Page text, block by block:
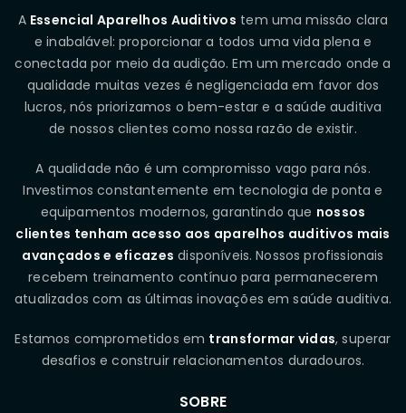
A Essencial Aparelhos Auditivos tem uma missão clara
e inabalável: proporcionar a todos uma vida plena e
conectada por meio da audição. Em um mercado onde a
qualidade muitas vezes é negligenciada em favor dos
lucros, nós priorizamos o bem-estar e a saúde auditiva
de nossos clientes como nossa razão de existir.
A qualidade não é um compromisso vago para nós.
Investimos constantemente em tecnologia de ponta e
equipamentos modernos, garantindo que nossos
clientes tenham acesso aos aparelhos auditivos mais
avançados e eficazes disponíveis. Nossos profissionais
recebem treinamento contínuo para permanecerem
atualizados com as últimas inovações em saúde auditiva.
Estamos comprometidos em transformar vidas, superar
desafios e construir relacionamentos duradouros.
SOBRE